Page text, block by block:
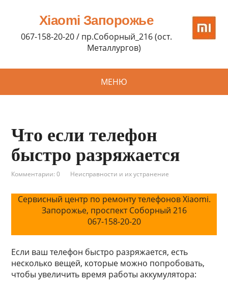
Xiaomi Запорожье
067-158-20-20 / пр.Соборный_216 (ост.
Металлургов)
МЕНЮ
Что если телефон
быстро разряжается
Комментарии: 0 Неисправности и их устранение
Сервисный центр по ремонту телефонов Xiaomi.
Запорожье, проспект Соборный 216
067-158-20-20
Если ваш телефон быстро разряжается, есть
несколько вещей, которые можно попробовать,
чтобы увеличить время работы аккумулятора: